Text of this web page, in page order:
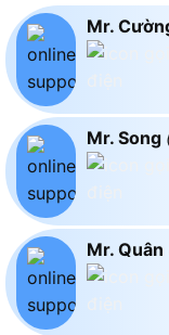
Mr.
Mr. Song
Mr. Quân